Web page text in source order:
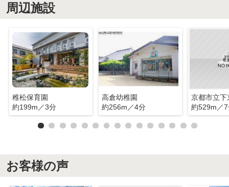
周辺施設
稚松保育園
約199m／3分
高倉幼稚園
約256m／4分
約529m／
お客様の声